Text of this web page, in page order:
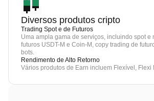
Diversos produtos cripto
Trading Spot e de Futuros
Uma ampla gama de serviços, incluindo spot e
futuros USDT-M e Coin-M, copy trading de
bots.
Rendimento de Alto Retorno
Vários produtos de Earn incluem Flexível, Flexi